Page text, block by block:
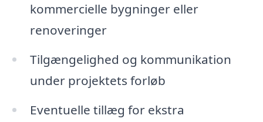
kommercielle bygninger eller
renoveringer
Tilgængelighed og kommunikation
under projektets forløb
Eventuelle tillæg for ekstra